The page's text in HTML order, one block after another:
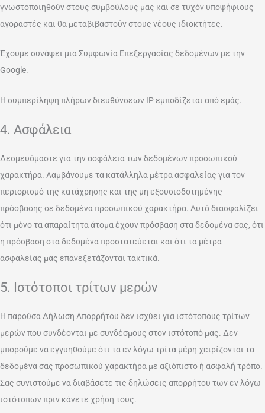
γνωστοποιηθούν στους συμβούλους μας και σε τυχόν υποψήφιους
αγοραστές και θα μεταβιβαστούν στους νέους ιδιοκτήτες.
Έχουμε συνάψει μια Συμφωνία Επεξεργασίας δεδομένων με την
Google.
Η συμπερίληψη πλήρων διευθύνσεων IP εμποδίζεται από εμάς.
4. Ασφάλεια
Δεσμευόμαστε για την ασφάλεια των δεδομένων προσωπικού
χαρακτήρα. Λαμβάνουμε τα κατάλληλα μέτρα ασφαλείας για τον
περιορισμό της κατάχρησης και της μη εξουσιοδοτημένης
πρόσβασης σε δεδομένα προσωπικού χαρακτήρα. Αυτό διασφαλίζει
ότι μόνο τα απαραίτητα άτομα έχουν πρόσβαση στα δεδομένα σας, ότι
η πρόσβαση στα δεδομένα προστατεύεται και ότι τα μέτρα
ασφαλείας μας επανεξετάζονται τακτικά.
5. Ιστότοποι τρίτων μερών
Η παρούσα Δήλωση Απορρήτου δεν ισχύει για ιστότοπους τρίτων
μερών που συνδέονται με συνδέσμους στον ιστότοπό μας. Δεν
μπορούμε να εγγυηθούμε ότι τα εν λόγω τρίτα μέρη χειρίζονται τα
δεδομένα σας προσωπικού χαρακτήρα με αξιόπιστο ή ασφαλή τρόπο.
Σας συνιστούμε να διαβάσετε τις δηλώσεις απορρήτου των εν λόγω
ιστότοπων πριν κάνετε χρήση τους.